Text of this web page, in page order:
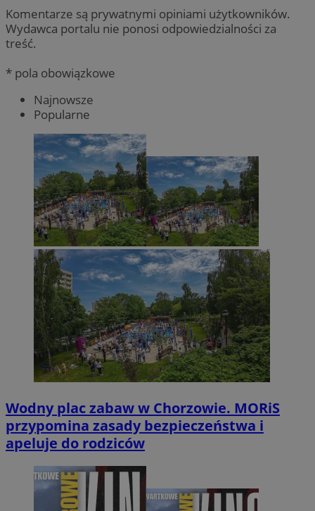
Komentarze są prywatnymi opiniami użytkowników.
Wydawca portalu nie ponosi odpowiedzialności za
treść.
* pola obowiązkowe
Najnowsze
Popularne
Wodny plac zabaw w Chorzowie. MORiS
przypomina zasady bezpieczeństwa i
apeluje do rodziców